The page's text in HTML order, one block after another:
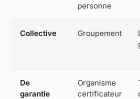
personne
Collective Groupement
De
garantie
Organisme
certificateur